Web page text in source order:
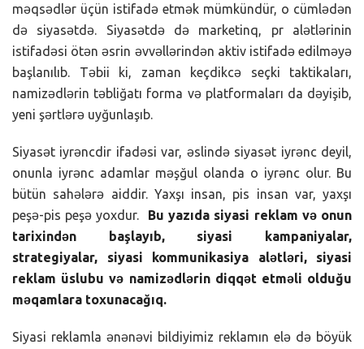
məqsədlər üçün istifadə etmək mümkündür, o cümlədən
də siyasətdə. Siyasətdə də marketinq, pr alətlərinin
istifadəsi ötən əsrin əvvəllərindən aktiv istifadə edilməyə
başlanılıb. Təbii ki, zaman keçdikcə seçki taktikaları,
namizədlərin təbliğatı forma və platformaları da dəyişib,
yeni şərtlərə uyğunlaşıb.
Siyasət iyrəncdir ifadəsi var, əslində siyasət iyrənc deyil,
onunla iyrənc adamlar məşğul olanda o iyrənc olur. Bu
bütün sahələrə aiddir. Yaxşı insan, pis insan var, yaxşı
peşə-pis peşə yoxdur. Bu yazıda siyasi reklam və onun
tarixindən başlayıb, siyasi kampaniyalar,
strategiyalar, siyasi kommunikasiya alətləri, siyasi
reklam üslubu və namizədlərin diqqət etməli olduğu
məqamlara toxunacağıq.
Siyasi reklamla ənənəvi bildiyimiz reklamın elə də böyük